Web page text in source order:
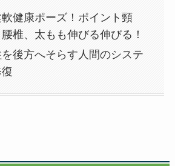
健康ポーズ！ポイント頸
椎、太もも伸びる伸びる！
後方へそらす人間のシステ